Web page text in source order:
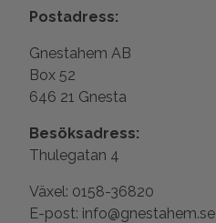
Postadress:
Gnestahem AB
Box 52
646 21 Gnesta
Besöksadress:
Thulegatan 4
Växel: 0158-36820
E-post: info@gnestahem.se